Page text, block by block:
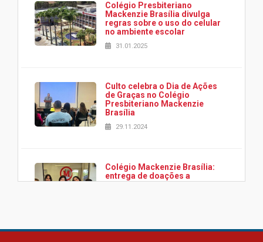
Colégio Presbiteriano
Mackenzie Brasília divulga
regras sobre o uso do celular
no ambiente escolar
31.01.2025
Culto celebra o Dia de Ações
de Graças no Colégio
Presbiteriano Mackenzie
Brasília
29.11.2024
Colégio Mackenzie Brasília:
entrega de doações a
associação Viver da Cidade